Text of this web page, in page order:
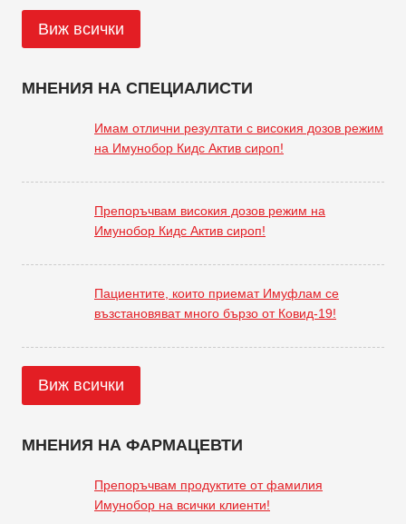
Виж всички
МНЕНИЯ НА СПЕЦИАЛИСТИ
Имам отлични резултати с високия дозов режим
на Имунобор Кидс Актив сироп!
Препоръчвам високия дозов режим на
Имунобор Кидс Актив сироп!
Пациентите, които приемат Имуфлам се
възстановяват много бързо от Ковид-19!
Виж всички
МНЕНИЯ НА ФАРМАЦЕВТИ
Препоръчвам продуктите от фамилия
Имунобор на всички клиенти!